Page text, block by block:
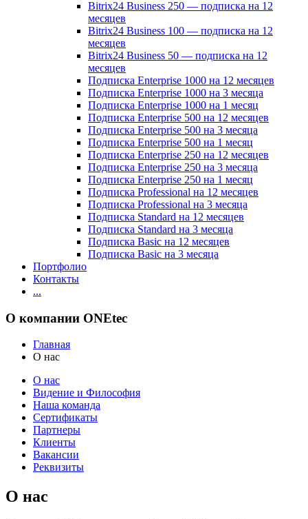
Bitrix24 Business 250 — подписка на 12
месяцев
Bitrix24 Business 100 — подписка на 12
месяцев
Bitrix24 Business 50 — подписка на 12
месяцев
Подписка Enterprise 1000 на 12 месяцев
Подписка Enterprise 1000 на 3 месяца
Подписка Enterprise 1000 на 1 месяц
Подписка Enterprise 500 на 12 месяцев
Подписка Enterprise 500 на 3 месяца
Подписка Enterprise 500 на 1 месяц
Подписка Enterprise 250 на 12 месяцев
Подписка Enterprise 250 на 3 месяца
Подписка Enterprise 250 на 1 месяц
Подписка Professional на 12 месяцев
Подписка Professional на 3 месяца
Подписка Standard на 12 месяцев
Подписка Standard на 3 месяца
Подписка Basic на 12 месяцев
Подписка Basic на 3 месяца
Портфолио
Контакты
...
О компании ONEtec
Главная
О нас
О нас
Видение и Философия
Наша команда
Сертификаты
Партнеры
Клиенты
Вакансии
Реквизиты
О нас